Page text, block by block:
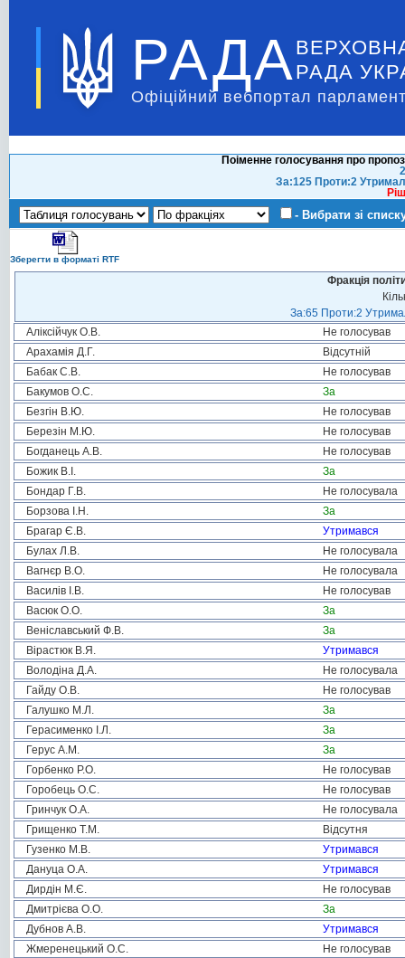
РАДА РАДА
Офіційний вебпортал
Поіменне голосування про
За:125 Проти:2
- Вибрати зі
Зберегти в форматі RTF
Фракція
За:65 Проти:2
Аліксійчук О.В.
Не голосував
Арахамія Д.Г.
Відсутній
Бабак С.В.
Не голосував
Бакумов О.С.
За
Безгін В.Ю.
Не голосував
Березін М.Ю.
Не голосував
Богданець А.В.
Не голосував
Божик В.І.
За
Бондар Г.В.
Не голосувала
Борзова І.Н.
За
Брагар Є.В.
Утримався
Булах Л.В.
Не голосувала
Вагнєр В.О.
Не голосувала
Василів І.В.
Не голосував
Васюк О.О.
За
Веніславський Ф.В.
За
Вірастюк В.Я.
Утримався
Володіна Д.А.
Не голосувала
Гайду О.В.
Не голосував
Галушко М.Л.
За
Герасименко І.Л.
За
Герус А.М.
За
Горбенко Р.О.
Не голосував
Горобець О.С.
Не голосував
Гринчук О.А.
Не голосувала
Грищенко Т.М.
Відсутня
Гузенко М.В.
Утримався
Дануца О.А.
Утримався
Дирдін М.Є.
Не голосував
Дмитрієва О.О.
За
Дубнов А.В.
Утримався
Жмеренецький О.С.
Не голосував